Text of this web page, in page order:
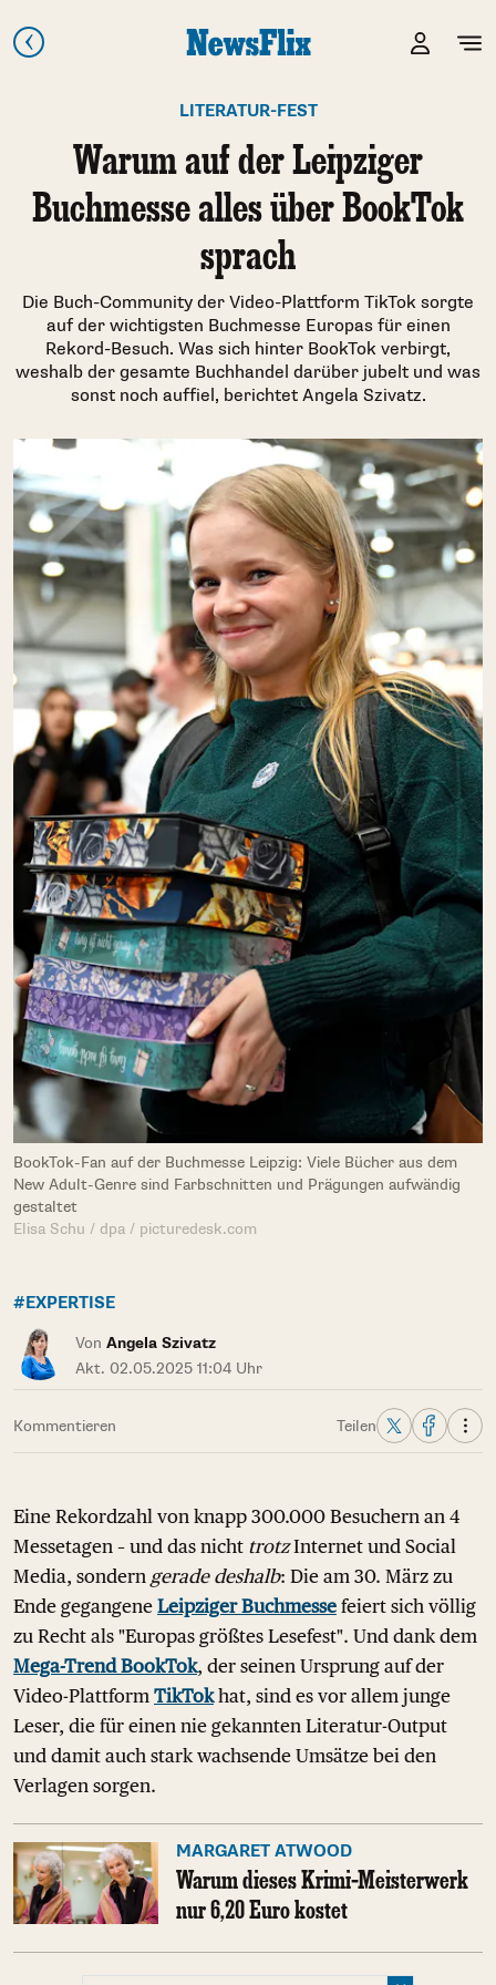
LITERATUR-FEST
Warum auf der Leipziger
Buchmesse alles über BookTok
sprach
Die Buch-Community der Video-Plattform TikTok sorgte
auf der wichtigsten Buchmesse Europas für einen
Rekord-Besuch. Was sich hinter BookTok verbirgt,
weshalb der gesamte Buchhandel darüber jubelt und was
sonst noch auffiel, berichtet Angela Szivatz.
BookTok-Fan auf der Buchmesse Leipzig: Viele Bücher aus dem
New Adult-Genre sind Farbschnitten und Prägungen aufwändig
gestaltet
Elisa Schu / dpa / picturedesk.com
#EXPERTISE
Von Angela Szivatz
Akt. 02.05.2025 11:04 Uhr
Kommentieren Teilen
Eine Rekordzahl von knapp 300.000 Besuchern an 4
Messetagen – und das nicht trotzInternet und Social
Media, sondern gerade deshalb: Die am 30. März zu
Ende gegangene Leipziger Buchmesse feiert sich völlig
zu Recht als "Europas größtes Lesefest". Und dank dem
Mega-Trend BookTok, der seinen Ursprung auf der
Video-Plattform TikTokhat, sind es vor allem junge
Leser, die für einen nie gekannten Literatur-Output
und damit auch stark wachsende Umsätze bei den
Verlagen sorgen.
MARGARET ATWOOD
Warum dieses Krimi-Meisterwerk
nur 6,20 Euro kostet